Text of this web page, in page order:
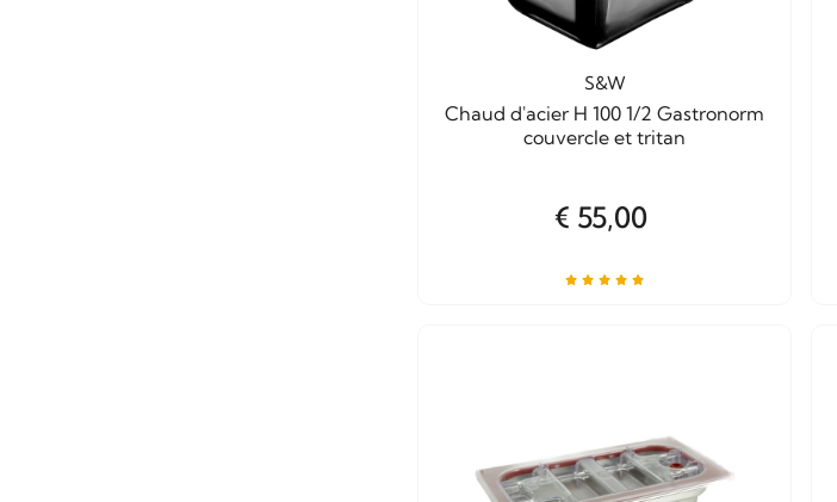
S&W
Chaud d'acier H 100 1/2 Gastronorm
couvercle et tritan
€ 55,00